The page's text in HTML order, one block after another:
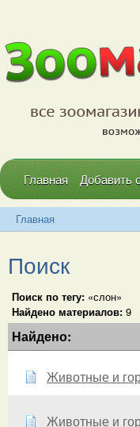
Главная Добавить
Главная
Поиск
Поиск по тегу: «слон»
Найдено материалов: 9
Найдено:
Животные и
Животные и